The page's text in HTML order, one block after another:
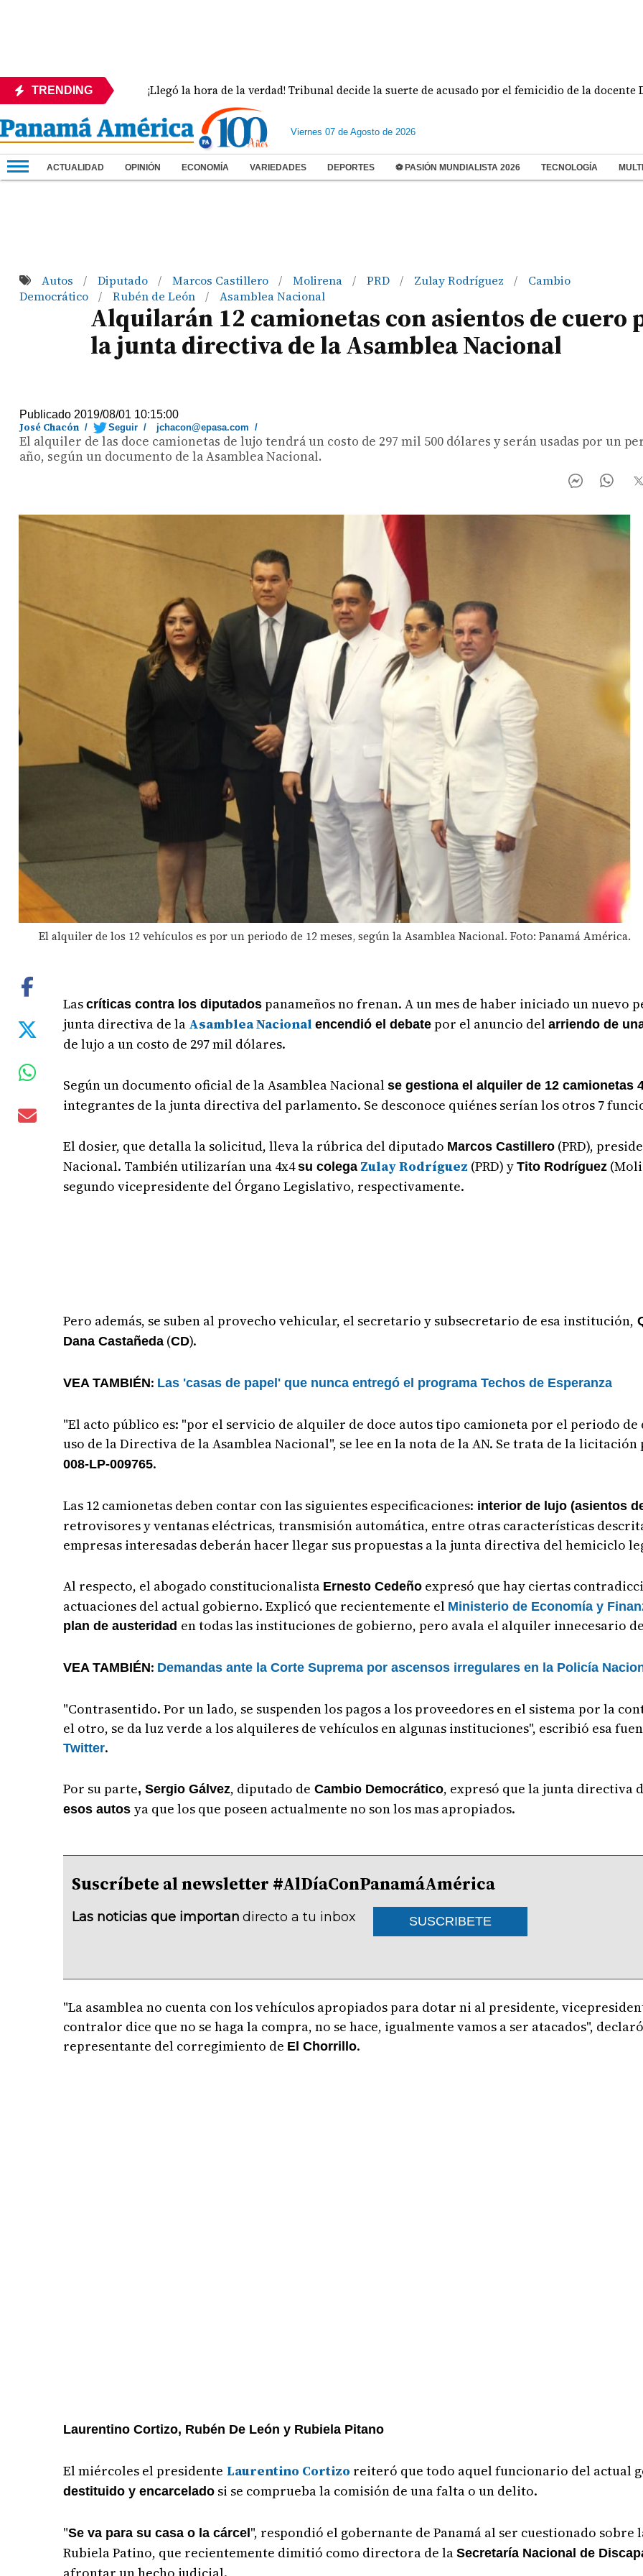
TRENDING
país ¡Llegó la hora de la verdad! Tribunal decide la suerte de acusado por el femicidio de la docente Doris
Viernes 07 de Agosto de 2026
ACTUALIDAD OPINIÓN ECONOMÍA VARIEDADES DEPORTES ⚽ PASIÓN MUNDIALISTA 2026 TECNOLOGÍA
Autos / Diputado / Marcos Castillero / Molirena / PRD / Zulay Rodríguez /
Cambio
Democrático
/ Rubén de León / Asamblea Nacional
Alquilarán 12 camionetas con asientos de cuero
la junta directiva de la Asamblea Nacional
Publicado 2019/08/01 10:15:00
José Chacón / Seguir / jchacon@epasa.com /
El alquiler de las doce camionetas de lujo tendrá un costo de 297 mil 500 dólares y serán usadas por un
año, según un documento de la Asamblea Nacional.
El alquiler de los 12 vehículos es por un periodo de 12 meses, según la Asamblea Nacional. Foto: Panamá América.
Lascríticas contra los diputados panameños no frenan. A un mes de haber iniciado un nuevo
junta directiva de la Asamblea Nacionalencendió el debate por el anuncio delarriendo de
de lujo a un costo de 297 mil dólares.
Según un documento oficial de la Asamblea Nacionalse gestiona el alquiler de 12 camionetas
integrantes de la junta directiva del parlamento. Se desconoce quiénes serían los otros 7
El dosier, que detalla la solicitud, lleva la rúbrica del diputado Marcos Castillero (PRD),
Nacional. También utilizarían una 4x4su colega Zulay Rodríguez (PRD) yTito Rodríguez
segundo vicepresidente del Órgano Legislativo, respectivamente.
Pero además, se suben al provecho vehicular, el secretario y subsecretario de esa institución,
Dana Castañeda (CD).
VEA TAMBIÉN: Las 'casas de papel' que nunca entregó el programa Techos de Esperanza
"El acto público es: "por el servicio de alquiler de doce autos tipo camioneta por el periodo de
uso de la Directiva de la Asamblea Nacional", se lee en la nota de la AN. Se trata de la
008-LP-009765.
Las 12 camionetas deben contar con las siguientes especificaciones: interior de lujo (asientos
retrovisores y ventanas eléctricas, transmisión automática, entre otras características
empresas interesadas deberán hacer llegar sus propuestas a la junta directiva del hemiciclo
Al respecto, el abogado constitucionalista Ernesto Cedeño expresó que hay ciertas
actuaciones del actual gobierno. Explicó que recientemente el Ministerio de Economía y
plan de austeridad en todas las instituciones de gobierno, pero avala el alquiler innecesario
VEA TAMBIÉN: Demandas ante la Corte Suprema por ascensos irregulares en la Policía
"Contrasentido. Por un lado, se suspenden los pagos a los proveedores en el sistema por la
el otro, se da luz verde a los alquileres de vehículos en algunas instituciones", escribió esa
Twitter.
Por su parte, Sergio Gálvez, diputado de Cambio Democrático, expresó que la junta directiva
esos autosya que los que poseen actualmente no son los mas apropiados.
Suscríbete al newsletter #AlDíaConPanamáAmérica
Las noticias que importan directo a tu inbox SUSCRIBETE
"La asamblea no cuenta con los vehículos apropiados para dotar ni al presidente,
contralor dice que no se haga la compra, no se hace, igualmente vamos a ser atacados",
representante del corregimiento de El Chorrillo.
Laurentino Cortizo, Rubén De León y Rubiela Pitano
El miércoles el presidente Laurentino Cortizo reiteró que todo aquel funcionario del actual
destituido y encarcelado si se comprueba la comisión de una falta o un delito.
"Se va para su casa o la cárcel", respondió el gobernante de Panamá al ser cuestionado
Rubiela Patino, que recientemente dimitió como directora de laSecretaría Nacional de